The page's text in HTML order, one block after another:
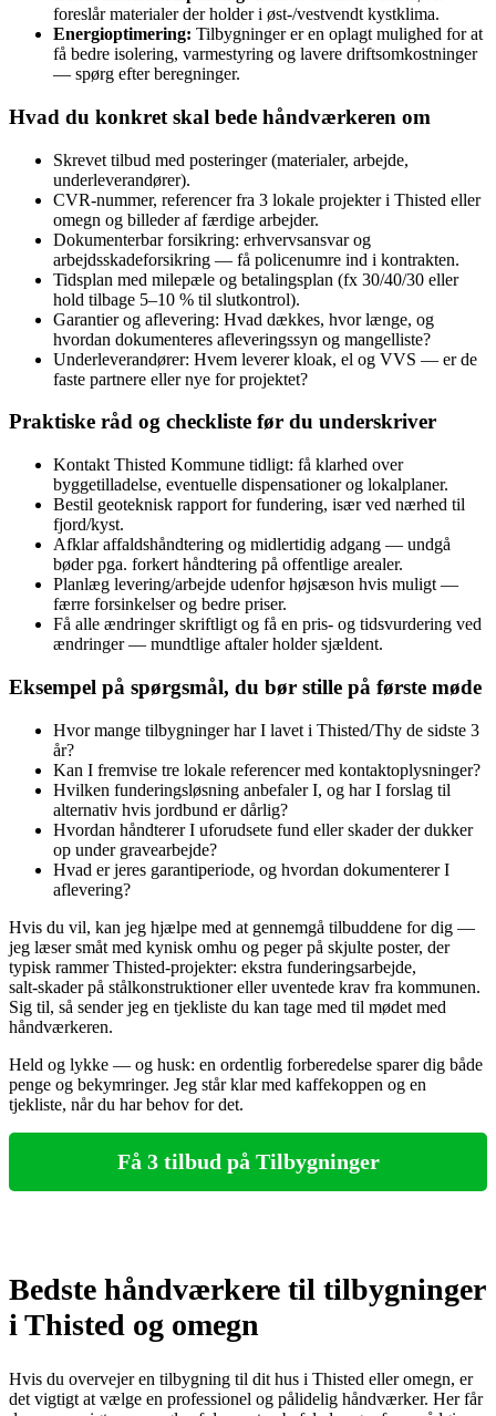
foreslår materialer der holder i øst‑/vestvendt kystklima.
Energioptimering: Tilbygninger er en oplagt mulighed for at
få bedre isolering, varmestyring og lavere driftsomkostninger
— spørg efter beregninger.
Hvad du konkret skal bede håndværkeren om
Skrevet tilbud med posteringer (materialer, arbejde,
underleverandører).
CVR‑nummer, referencer fra 3 lokale projekter i Thisted eller
omegn og billeder af færdige arbejder.
Dokumenterbar forsikring: erhvervsansvar og
arbejdsskadeforsikring — få policenumre ind i kontrakten.
Tidsplan med milepæle og betalingsplan (fx 30/40/30 eller
hold tilbage 5–10 % til slutkontrol).
Garantier og aflevering: Hvad dækkes, hvor længe, og
hvordan dokumenteres afleveringssyn og mangelliste?
Underleverandører: Hvem leverer kloak, el og VVS — er de
faste partnere eller nye for projektet?
Praktiske råd og checkliste før du underskriver
Kontakt Thisted Kommune tidligt: få klarhed over
byggetilladelse, eventuelle dispensationer og lokalplaner.
Bestil geoteknisk rapport for fundering, især ved nærhed til
fjord/kyst.
Afklar affaldshåndtering og midlertidig adgang — undgå
bøder pga. forkert håndtering på offentlige arealer.
Planlæg levering/arbejde udenfor højsæson hvis muligt —
færre forsinkelser og bedre priser.
Få alle ændringer skriftligt og få en pris‑ og tidsvurdering ved
ændringer — mundtlige aftaler holder sjældent.
Eksempel på spørgsmål, du bør stille på første møde
Hvor mange tilbygninger har I lavet i Thisted/Thy de sidste 3
år?
Kan I fremvise tre lokale referencer med kontaktoplysninger?
Hvilken funderingsløsning anbefaler I, og har I forslag til
alternativ hvis jordbund er dårlig?
Hvordan håndterer I uforudsete fund eller skader der dukker
op under gravearbejde?
Hvad er jeres garantiperiode, og hvordan dokumenterer I
aflevering?
Hvis du vil, kan jeg hjælpe med at gennemgå tilbuddene for dig —
jeg læser småt med kynisk omhu og peger på skjulte poster, der
typisk rammer Thisted‑projekter: ekstra funderingsarbejde,
salt‑skader på stålkonstruktioner eller uventede krav fra kommunen.
Sig til, så sender jeg en tjekliste du kan tage med til mødet med
håndværkeren.
Held og lykke — og husk: en ordentlig forberedelse sparer dig både
penge og bekymringer. Jeg står klar med kaffekoppen og en
tjekliste, når du har behov for det.
Få 3 tilbud på Tilbygninger
Bedste håndværkere til tilbygninger
i Thisted og omegn
Hvis du overvejer en tilbygning til dit hus i Thisted eller omegn, er
det vigtigt at vælge en professionel og pålidelig håndværker. Her får